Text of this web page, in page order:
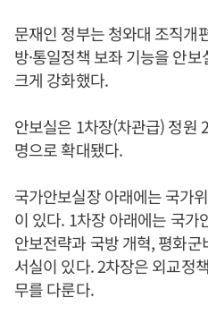
문재인 정부는 청와대 조직개
방·통일정책 보좌 기능을 안
크게 강화했다.
안보실은 1차장(차관급) 정원
명으로 확대됐다.
국가안보실장 아래에는 국가
이 있다. 1차장 아래에는 국가
안보전략과 국방 개혁, 평화
서실이 있다. 2차장은 외교정
무를 다룬다.